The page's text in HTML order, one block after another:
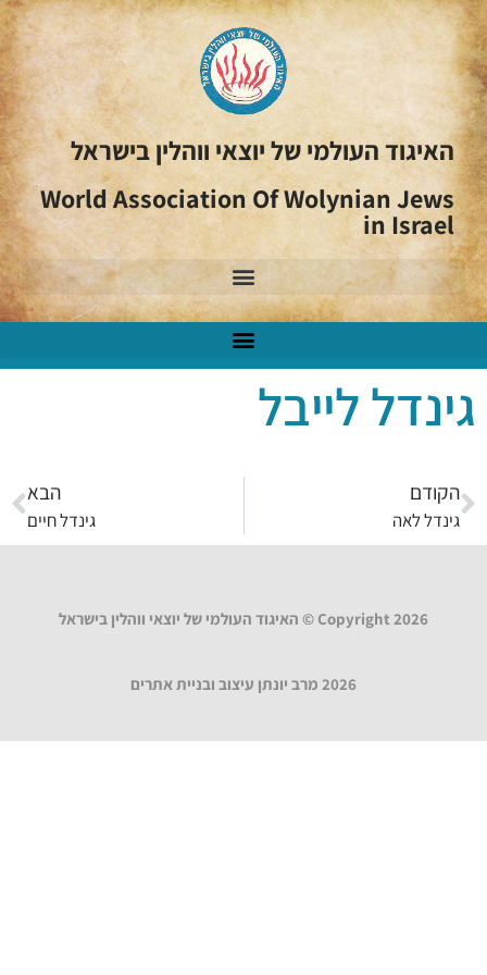
האיגוד העולמי של יוצאי ווהלין בישראל
World Association Of Wolynian Jews
in Israel
גינדל לייבל
הקודם
גינדל לאה
הבא
גינדל חיים
Copyright 2026 © האיגוד העולמי של יוצאי ווהלין בישראל
2026 מרב יונתן עיצוב ובניית אתרים